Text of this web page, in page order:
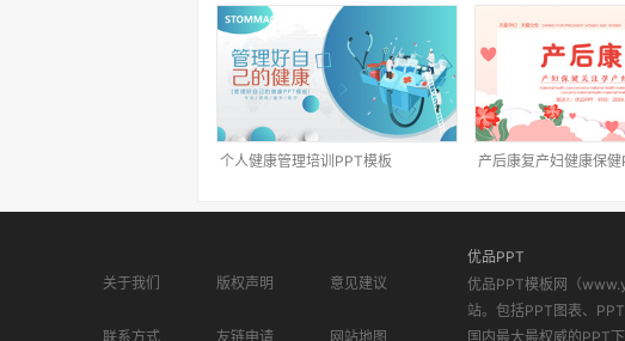
个人健康管理培训PPT模板 产后康复产妇健康保
关于我们 版权声明 意见建议
联系方式 友链申请 网站地图
优品PPT
优品PPT模板网（
站。包括PPT图表、
国内最大最权威的PPT